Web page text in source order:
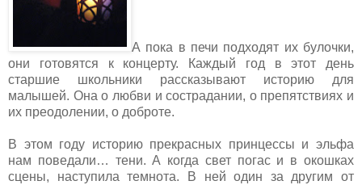
А пока в печи подходят их булочки,
они готовятся к концерту. Каждый год в этот день
старшие школьники рассказывают историю для
малышей. Она о любви и сострадании, о препятствиях и
их преодолении, о доброте.
В этом году историю прекрасных принцессы и эльфа
нам поведали… тени. А когда свет погас и в окошках
сцены, наступила темнота. В ней один за другим от